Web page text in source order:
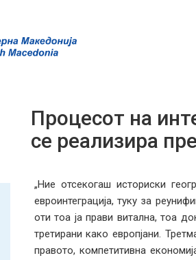
Процесот на
се реализира
„Ние отсекогаш историски
евроинтеграција, туку за
оти тоа ја прави витална, тоа
третирани како европјани.
правото, компетитивна